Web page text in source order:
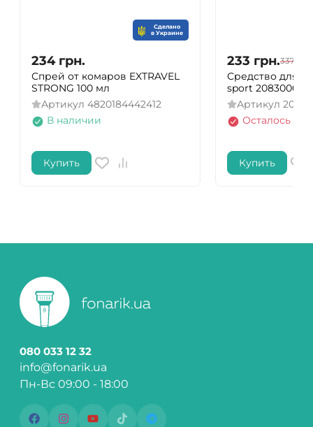
Сделано
в Украине
234 грн.
Спрей от комаров EXTRAVEL
STRONG 100 мл
Артикул 4820184442412
В наличии
Купить
233 грн.337
Средство для
sport 20830000
Артикул
Осталось
Купить
080 033 12 32
info@fonarik.ua
Пн-Вс 09:00 - 18:00